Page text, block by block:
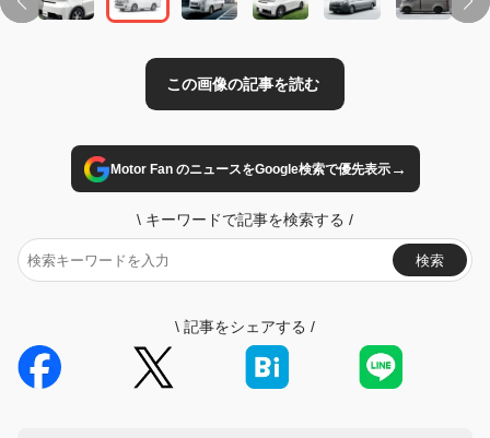
Motor Fan のニュースをGoogle検索で優先表示→
\ キーワードで記事を検索する /
検索
\ 記事をシェアする /